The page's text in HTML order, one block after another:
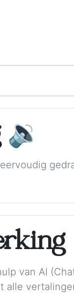
🔉
van AI
alle